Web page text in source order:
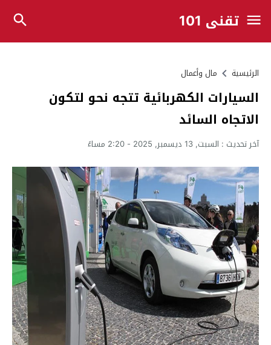
تقني 101
الرئيسية مال وأعمال
السيارات الكهربائية تتجه نحو لتكون
الاتجاه السائد
آخر تحديث : السبت, 13 ديسمبر, 2025 - 2:20 مساءً